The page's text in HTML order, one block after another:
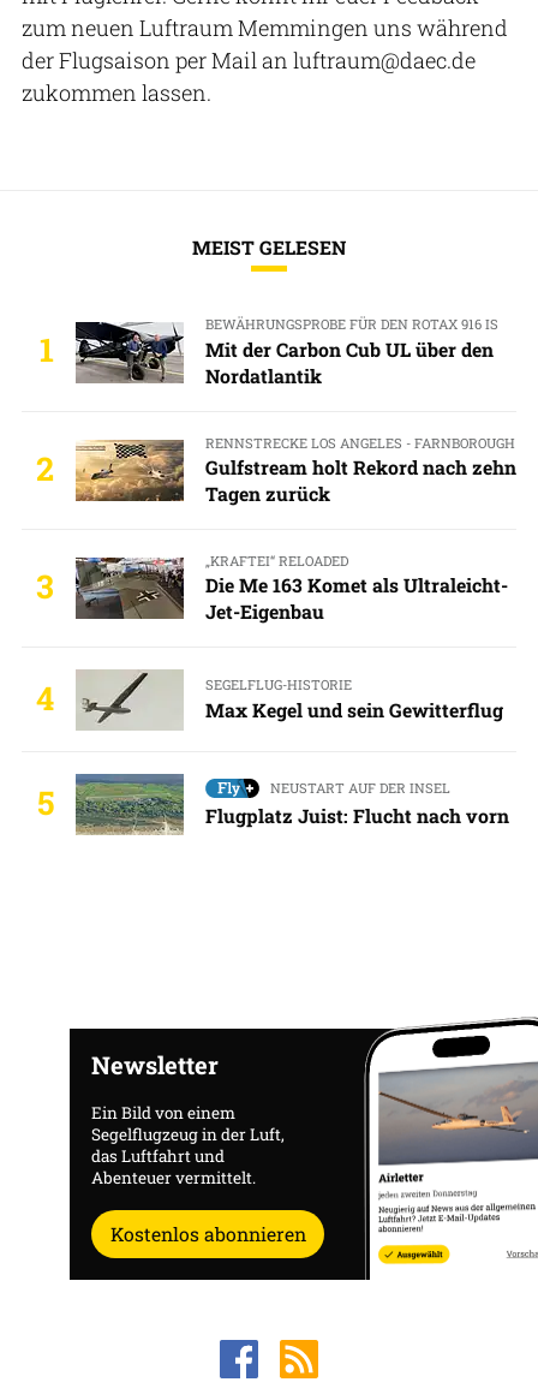
zum neuen Luftraum Memmingen uns während
der Flugsaison per Mail an luftraum@daec.de
zukommen lassen.
MEIST GELESEN
1
BEWÄHRUNGSPROBE FÜR DEN ROTAX 916 IS
Mit der Carbon Cub UL über den
Nordatlantik
2
RENNSTRECKE LOS ANGELES - FARNBOROUGH
Gulfstream holt Rekord nach zehn
Tagen zurück
3
„KRAFTEI“ RELOADED
Die Me 163 Komet als Ultraleicht-
Jet-Eigenbau
4 SEGELFLUG-HISTORIE
Max Kegel und sein Gewitterflug
5 NEUSTART AUF DER INSEL
Flugplatz Juist: Flucht nach vorn
Newsletter
Ein Bild von einem
Segelflugzeug in der Luft,
das Luftfahrt und
Abenteuer vermittelt.
Kostenlos abonnieren